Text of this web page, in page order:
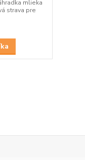
mlieka
strava pre